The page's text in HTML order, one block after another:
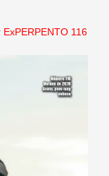
116